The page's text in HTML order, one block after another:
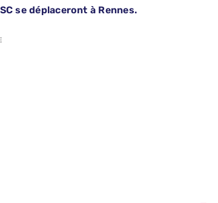
se déplaceront à Rennes.